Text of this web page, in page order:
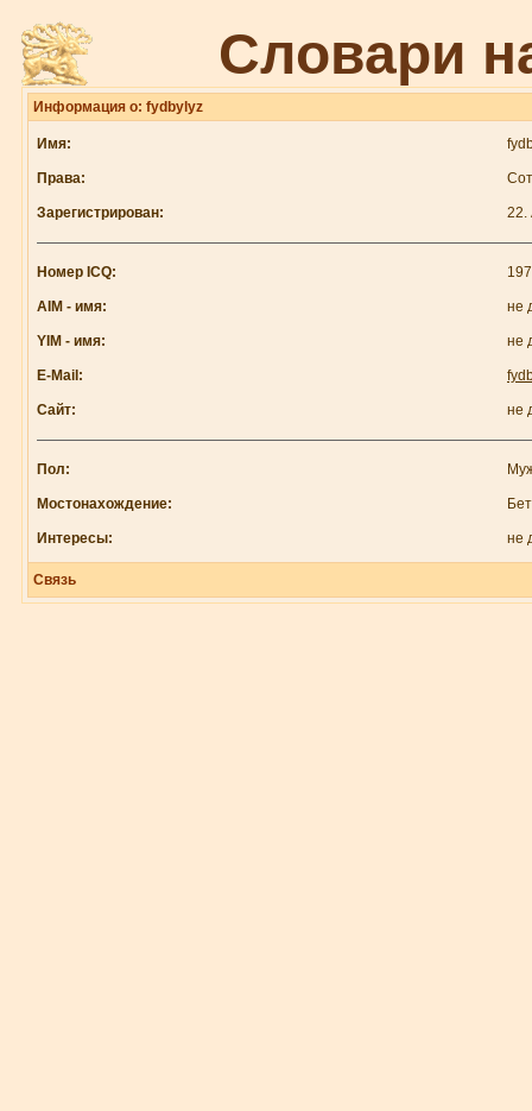
Словари
Информация о: fydbylyz
Имя:
Права:
Зарегистрирован: 22.
Номер ICQ:
AIM - имя: не
YIM - имя: не
E-Mail:
Сайт: не
Пол:
Мостонахождение:
Интересы: не
Связь